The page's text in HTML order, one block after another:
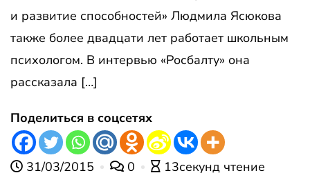
и развитие способностей» Людмила Ясюкова
также более двадцати лет работает школьным
психологом. В интервью «Росбалту» она
рассказала […]
Поделиться в соцсетях
31/03/2015 0 13секунд чтение